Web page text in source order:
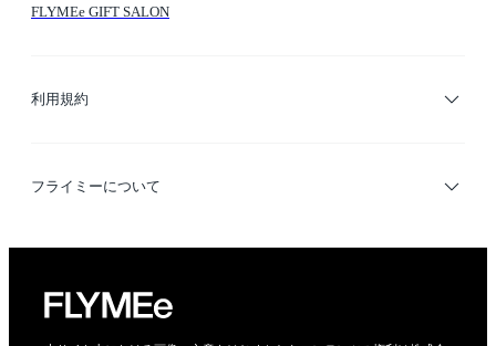
FLYMEe GIFT SALON
利用規約
利用規約
フライミーについて